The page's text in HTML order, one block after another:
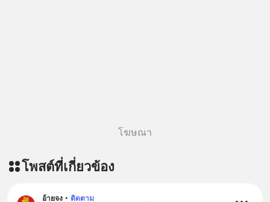
โฆษณา
โพสต์ที่เกี่ยวข้อง
อ้ายจง • ติดตาม